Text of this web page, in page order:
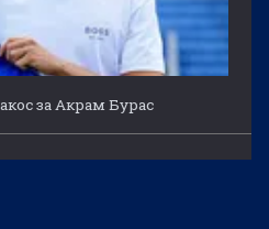
за Акрам Бурас